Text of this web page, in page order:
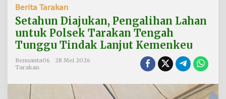
a
h
u
n
i
Berita Tarakan
Setahun Diajukan, Pengalihan Lahan
untuk Polsek Tarakan Tengah
Tunggu Tindak Lanjut Kemenkeu
Benuanta06
28 Mei 2026
Tarakan